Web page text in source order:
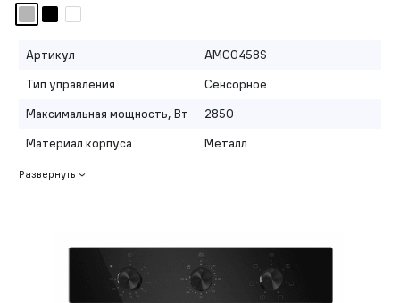
Артикул
AMCO458S
Тип управления
Сенсорное
Максимальная мощность, Вт
2850
Материал корпуса
Металл
Развернуть